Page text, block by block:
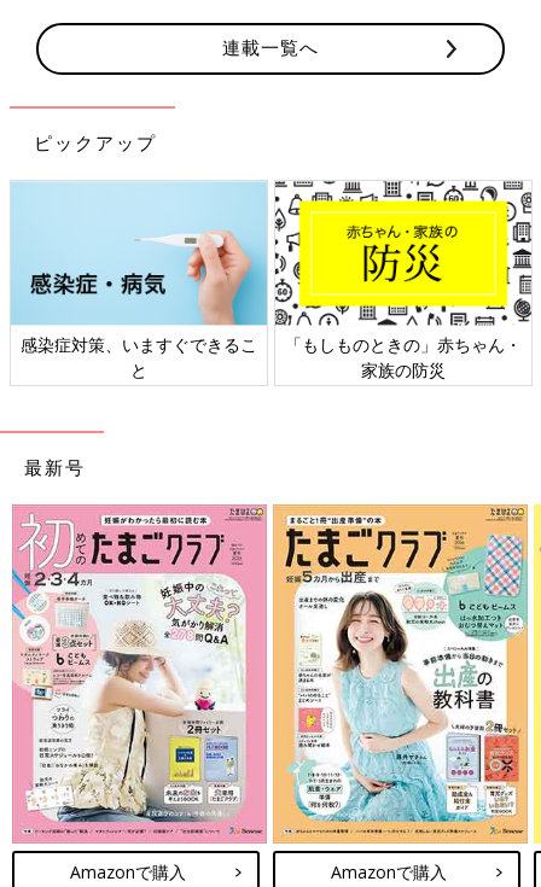
連載一覧へ
ピックアップ
感染症対策、いますぐできるこ
と
「もしものときの」赤ちゃん・
家族の防災
最新号
Amazonで購入 Amazonで購入